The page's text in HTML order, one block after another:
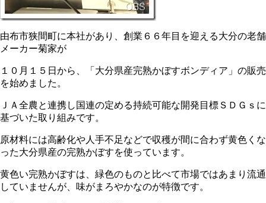
由布市狭間町に本社があり、創業６６年目を迎える大分の老舗
メーカー菊家が
１０月１５日から、「大分県産完熟かぼすボンディア」の販売
を始めました。
ＪＡ全農と連携し国連の定める持続可能な開発目標ＳＤＧｓに
基づいた取り組みです。
原材料には高齢化や人手不足などで収穫が間に合わず黄色くな
った大分県産の完熟かぼすを使っています。
黄色い完熟かぼすは、緑色のものと比べて市場ではあまり流通
していませんが、味がまろやかなのが特徴です。